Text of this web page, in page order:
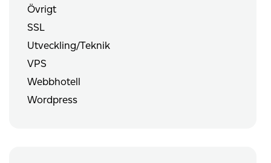
Övrigt
SSL
Utveckling/Teknik
VPS
Webbhotell
Wordpress